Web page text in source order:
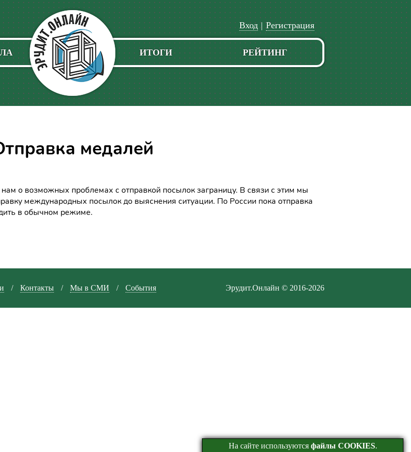
Регистрация
|
Вход
РЕЙТИНГ
ИТОГИ
медалей
о возможных проблемах с отправкой посылок заграницу. В связи с этим мы
международных посылок до выяснения ситуации. По России пока отправка
в обычном режиме.
/ Контакты / Мы в СМИ / События Эрудит.Онлайн © 2016-2026
На сайте используются файлы COOKIES.